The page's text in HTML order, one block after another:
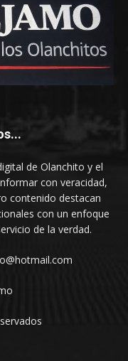
de Olanchito y el
con veracidad,
contenido destacan
con un enfoque
de la verdad.